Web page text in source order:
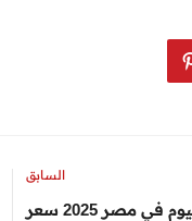
السابق
تراجع جديد.. اسعار العملات اليوم في مصر 2025 سعر